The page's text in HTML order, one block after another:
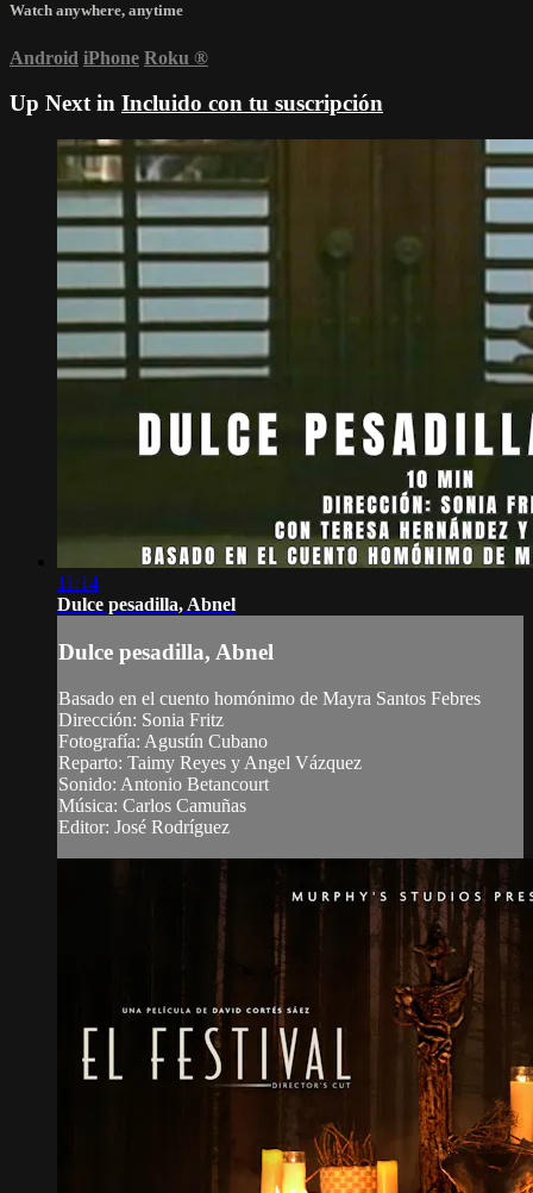
Watch anywhere, anytime
Android iPhone Roku ®
Up Next in Incluido con tu suscripción
11:14
Dulce pesadilla, Abnel
Dulce pesadilla, Abnel
Basado en el cuento homónimo de Mayra Santos Febres
Dirección: Sonia Fritz
Fotografía: Agustín Cubano
Reparto: Taimy Reyes y Angel Vázquez
Sonido: Antonio Betancourt
Música: Carlos Camuñas
Editor: José Rodríguez